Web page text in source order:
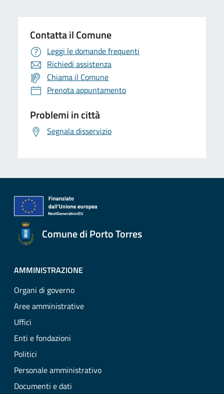
Contatta il Comune
Leggi le domande frequenti
Richiedi assistenza
Chiama il Comune
Prenota appuntamento
Problemi in città
Segnala disservizio
Comune di Porto Torres
AMMINISTRAZIONE
Organi di governo
Aree amministrative
Uffici
Enti e fondazioni
Politici
Personale amministrativo
Documenti e dati